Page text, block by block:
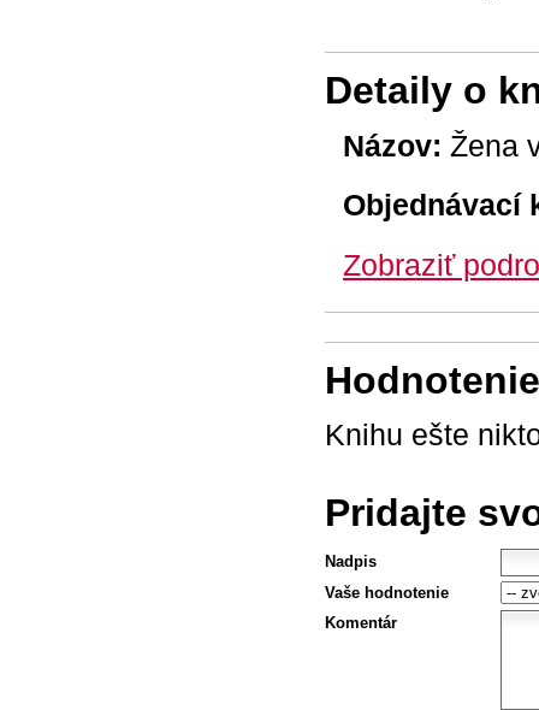
Detaily o
Názov: Žena
Objednávací
Zobraziť
Knihu ešte
Pridajte
Nadpis
Vaše hodnotenie
Komentár